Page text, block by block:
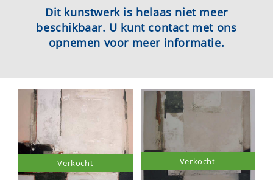
Dit kunstwerk is helaas niet meer
beschikbaar. U kunt contact met ons
opnemen voor meer informatie.
Verkocht Verkocht